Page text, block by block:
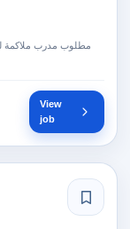
مطلوب مدرب ملاكمة
View
job